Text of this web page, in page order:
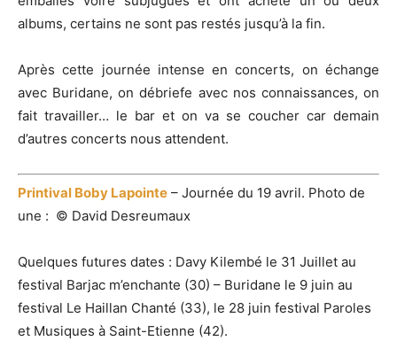
albums, certains ne sont pas restés jusqu’à la fin.
Après cette journée intense en concerts, on échange
avec Buridane, on débriefe avec nos connaissances, on
fait travailler… le bar et on va se coucher car demain
d’autres concerts nous attendent.
Printival Boby Lapointe – Journée du 19 avril. Photo de
une : © David Desreumaux
Quelques futures dates : Davy Kilembé le 31 Juillet au
festival Barjac m’enchante (30) – Buridane le 9 juin au
festival Le Haillan Chanté (33), le 28 juin festival Paroles
et Musiques à Saint-Etienne (42).